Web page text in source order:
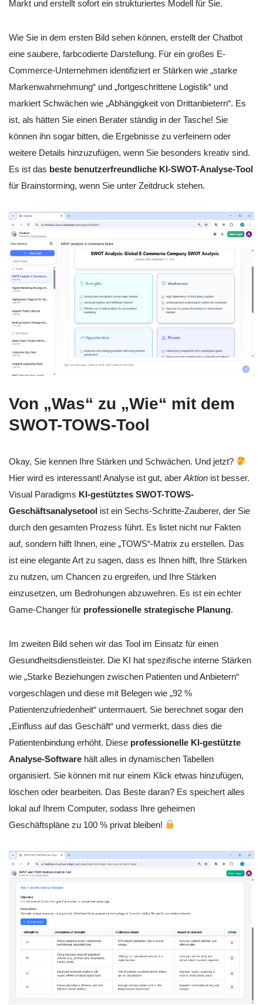
Markt und erstellt sofort ein strukturiertes Modell für Sie.
Wie Sie in dem ersten Bild sehen können, erstellt der Chatbot
eine saubere, farbcodierte Darstellung. Für ein großes E-
Commerce-Unternehmen identifiziert er Stärken wie „starke
Markenwahrnehmung“ und „fortgeschrittene Logistik“ und
markiert Schwächen wie „Abhängigkeit von Drittanbietern“. Es
ist, als hätten Sie einen Berater ständig in der Tasche! Sie
können ihn sogar bitten, die Ergebnisse zu verfeinern oder
weitere Details hinzuzufügen, wenn Sie besonders kreativ sind.
Es ist das beste benutzerfreundliche KI-SWOT-Analyse-Tool
für Brainstorming, wenn Sie unter Zeitdruck stehen.
Von „Was“ zu „Wie“ mit dem
SWOT-TOWS-Tool
Okay, Sie kennen Ihre Stärken und Schwächen. Und jetzt?
Hier wird es interessant! Analyse ist gut, aber Aktion ist besser.
Visual Paradigms KI-gestütztes SWOT-TOWS-
Geschäftsanalysetool ist ein Sechs-Schritte-Zauberer, der Sie
durch den gesamten Prozess führt. Es listet nicht nur Fakten
auf, sondern hilft Ihnen, eine „TOWS“-Matrix zu erstellen. Das
ist eine elegante Art zu sagen, dass es Ihnen hilft, Ihre Stärken
zu nutzen, um Chancen zu ergreifen, und Ihre Stärken
einzusetzen, um Bedrohungen abzuwehren. Es ist ein echter
Game-Changer für professionelle strategische Planung.
Im zweiten Bild sehen wir das Tool im Einsatz für einen
Gesundheitsdienstleister. Die KI hat spezifische interne Stärken
wie „Starke Beziehungen zwischen Patienten und Anbietern“
vorgeschlagen und diese mit Belegen wie „92 %
Patientenzufriedenheit“ untermauert. Sie berechnet sogar den
„Einfluss auf das Geschäft“ und vermerkt, dass dies die
Patientenbindung erhöht. Diese professionelle KI-gestützte
Analyse-Software hält alles in dynamischen Tabellen
organisiert. Sie können mit nur einem Klick etwas hinzufügen,
löschen oder bearbeiten. Das Beste daran? Es speichert alles
lokal auf Ihrem Computer, sodass Ihre geheimen
Geschäftspläne zu 100 % privat bleiben!